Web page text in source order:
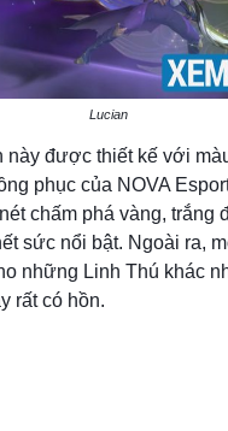
Lucian
này được thiết kế với
phục của NOVA
chấm phá vàng, trắng
sức nổi bật. Ngoài ra,
những Linh Thú khác
rất có hồn.